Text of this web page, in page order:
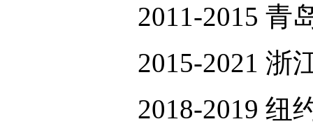
2011-2015 青
2015-2021 浙
2018-2019 纽